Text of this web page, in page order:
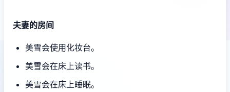
夫妻的房间
美雪会使用化妆台。
美雪会在床上读书。
美雪会在床上睡眠。